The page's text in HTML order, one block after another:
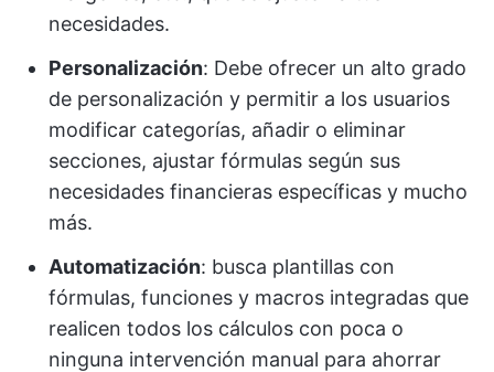
necesidades.
Personalización: Debe ofrecer un alto grado
de personalización y permitir a los usuarios
modificar categorías, añadir o eliminar
secciones, ajustar fórmulas según sus
necesidades financieras específicas y mucho
más.
Automatización: busca plantillas con
fórmulas, funciones y macros integradas que
realicen todos los cálculos con poca o
ninguna intervención manual para ahorrar